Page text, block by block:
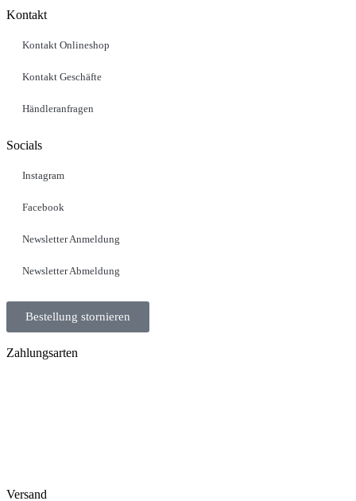
Kontakt​
Kontakt Onlineshop
Kontakt Geschäfte
Händleranfragen
Socials
Instagram
Facebook
Newsletter Anmeldung
Newsletter Abmeldung
Bestellung stornieren
Zahlungsarten
Versand